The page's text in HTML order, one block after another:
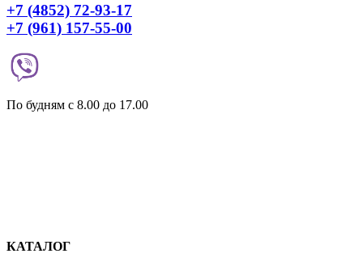
+7 (4852) 72-93-17
+7 (961) 157-55-00
По будням c 8.00 до 17.00
КАТАЛОГ